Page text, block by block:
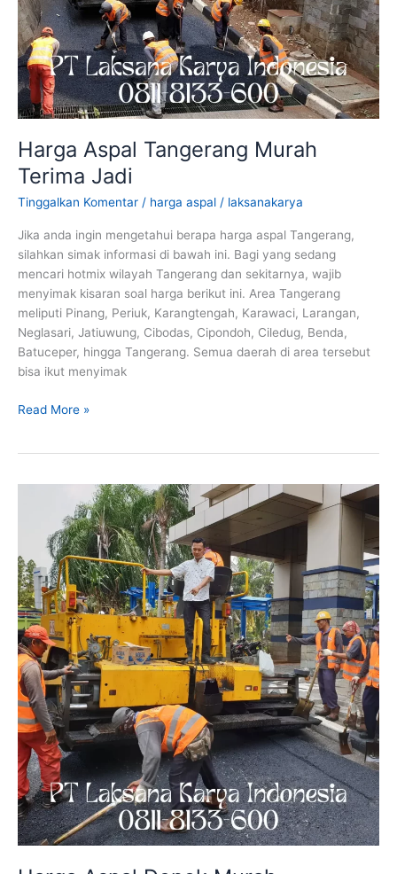
Harga Aspal Tangerang Murah
Terima Jadi
Tinggalkan Komentar / harga aspal / laksanakarya
Jika anda ingin mengetahui berapa harga aspal Tangerang,
silahkan simak informasi di bawah ini. Bagi yang sedang
mencari hotmix wilayah Tangerang dan sekitarnya, wajib
menyimak kisaran soal harga berikut ini. Area Tangerang
meliputi Pinang, Periuk, Karangtengah, Karawaci, Larangan,
Neglasari, Jatiuwung, Cibodas, Cipondoh, Ciledug, Benda,
Batuceper, hingga Tangerang. Semua daerah di area tersebut
bisa ikut menyimak
Harga
Terima
Read More »